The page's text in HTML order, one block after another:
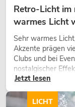
Retro-Licht im
warmes Licht
Sehr warmes
Akzente prägen
Clubs und bei
nostalgischer
Gestaltungsmittel:
wirken lassen.
Jetzt lesen
LICHT